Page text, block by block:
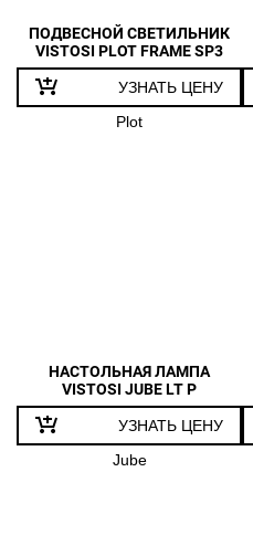
LIO
LUCCIOLA
POC
POD
ПОДВЕСНОЙ СВЕТИЛЬНИК
VISTOSI PLOT FRAME SP3
УЗНАТЬ ЦЕНУ
Plot
НАСТОЛЬНАЯ ЛАМПА
VISTOSI JUBE LT P
УЗНАТЬ ЦЕНУ
Jube